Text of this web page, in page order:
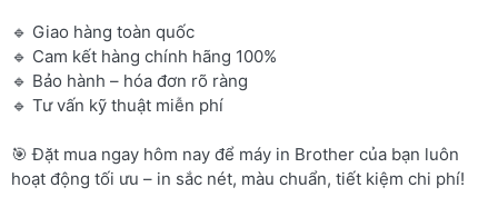
🔹 Giao hàng toàn quốc
🔹 Cam kết hàng chính hãng 100%
🔹 Bảo hành – hóa đơn rõ ràng
🔹 Tư vấn kỹ thuật miễn phí
🎯 Đặt mua ngay hôm nay để máy in Brother của bạn luôn
hoạt động tối ưu – in sắc nét, màu chuẩn, tiết kiệm chi phí!